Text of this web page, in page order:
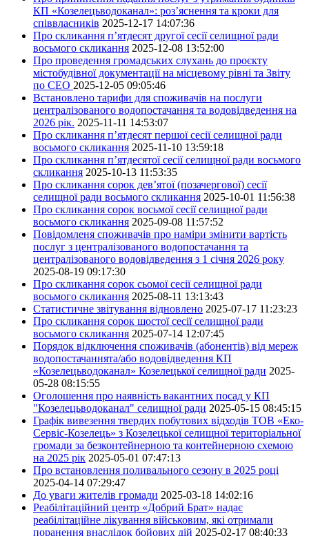
КП «Козелецьводоканал»: роз’яснення та кроки для
співвласників 2025-12-17 14:07:36
Про скликання п’ятдесят другої сесії селищної ради
восьмого скликання 2025-12-08 13:52:00
Про проведення громадських слухань до проєкту
містобудівної документації на місцевому рівні та Звіту
по СЕО 2025-12-05 09:05:46
Встановлено тарифи для споживачів на послуги
централізованого водопостачання та водовідведення на
2026 рік. 2025-11-11 14:53:07
Про скликання п’ятдесят першої сесії селищної ради
восьмого скликання 2025-11-10 13:59:18
Про скликання п’ятдесятої сесії селищної ради восьмого
скликання 2025-10-13 11:53:35
Про скликання сорок дев’ятої (позачергової) сесії
селищної ради восьмого скликання 2025-10-01 11:56:38
Про скликання сорок восьмої сесії селищної ради
восьмого скликання 2025-09-08 11:57:52
Повідомленя споживачів про наміри змінити вартість
послуг з централізованого водопостачання та
централізованого водовідведення з 1 січня 2026 року
2025-08-19 09:17:30
Про скликання сорок сьомої сесії селищної ради
восьмого скликання 2025-08-11 13:13:43
Статистичне звітування відновлено 2025-07-17 11:23:23
Про скликання сорок шостої сесії селищної ради
восьмого скликання 2025-07-14 12:07:45
Порядок відключення споживачів (абонентів) від мереж
водопостачаннята/або водовідведення КП
«Козелецьводоканал» Козелецької селищної ради 2025-
05-28 08:15:55
Оголошення про наявність вакантних посад у КП
"Козелецьводоканал" селищної ради 2025-05-15 08:45:15
Графік вивезення твердих побутових відходів ТОВ «Еко-
Сервіс-Козелець» з Козелецької селищної територіальної
громади за безконтейнерною та контейнерною схемою
на 2025 рік 2025-05-01 07:47:13
Про встановлення поливального сезону в 2025 році
2025-04-14 07:29:47
До уваги жителів громади 2025-03-18 14:02:16
Реабілітаційний центр «Добрий Брат» надає
реабілітаційне лікування військовим, які отримали
поранення внаслідок бойових дій 2025-02-17 08:40:33